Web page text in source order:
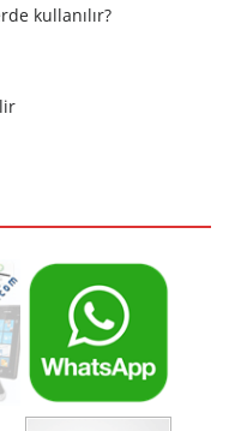
kullanılır?